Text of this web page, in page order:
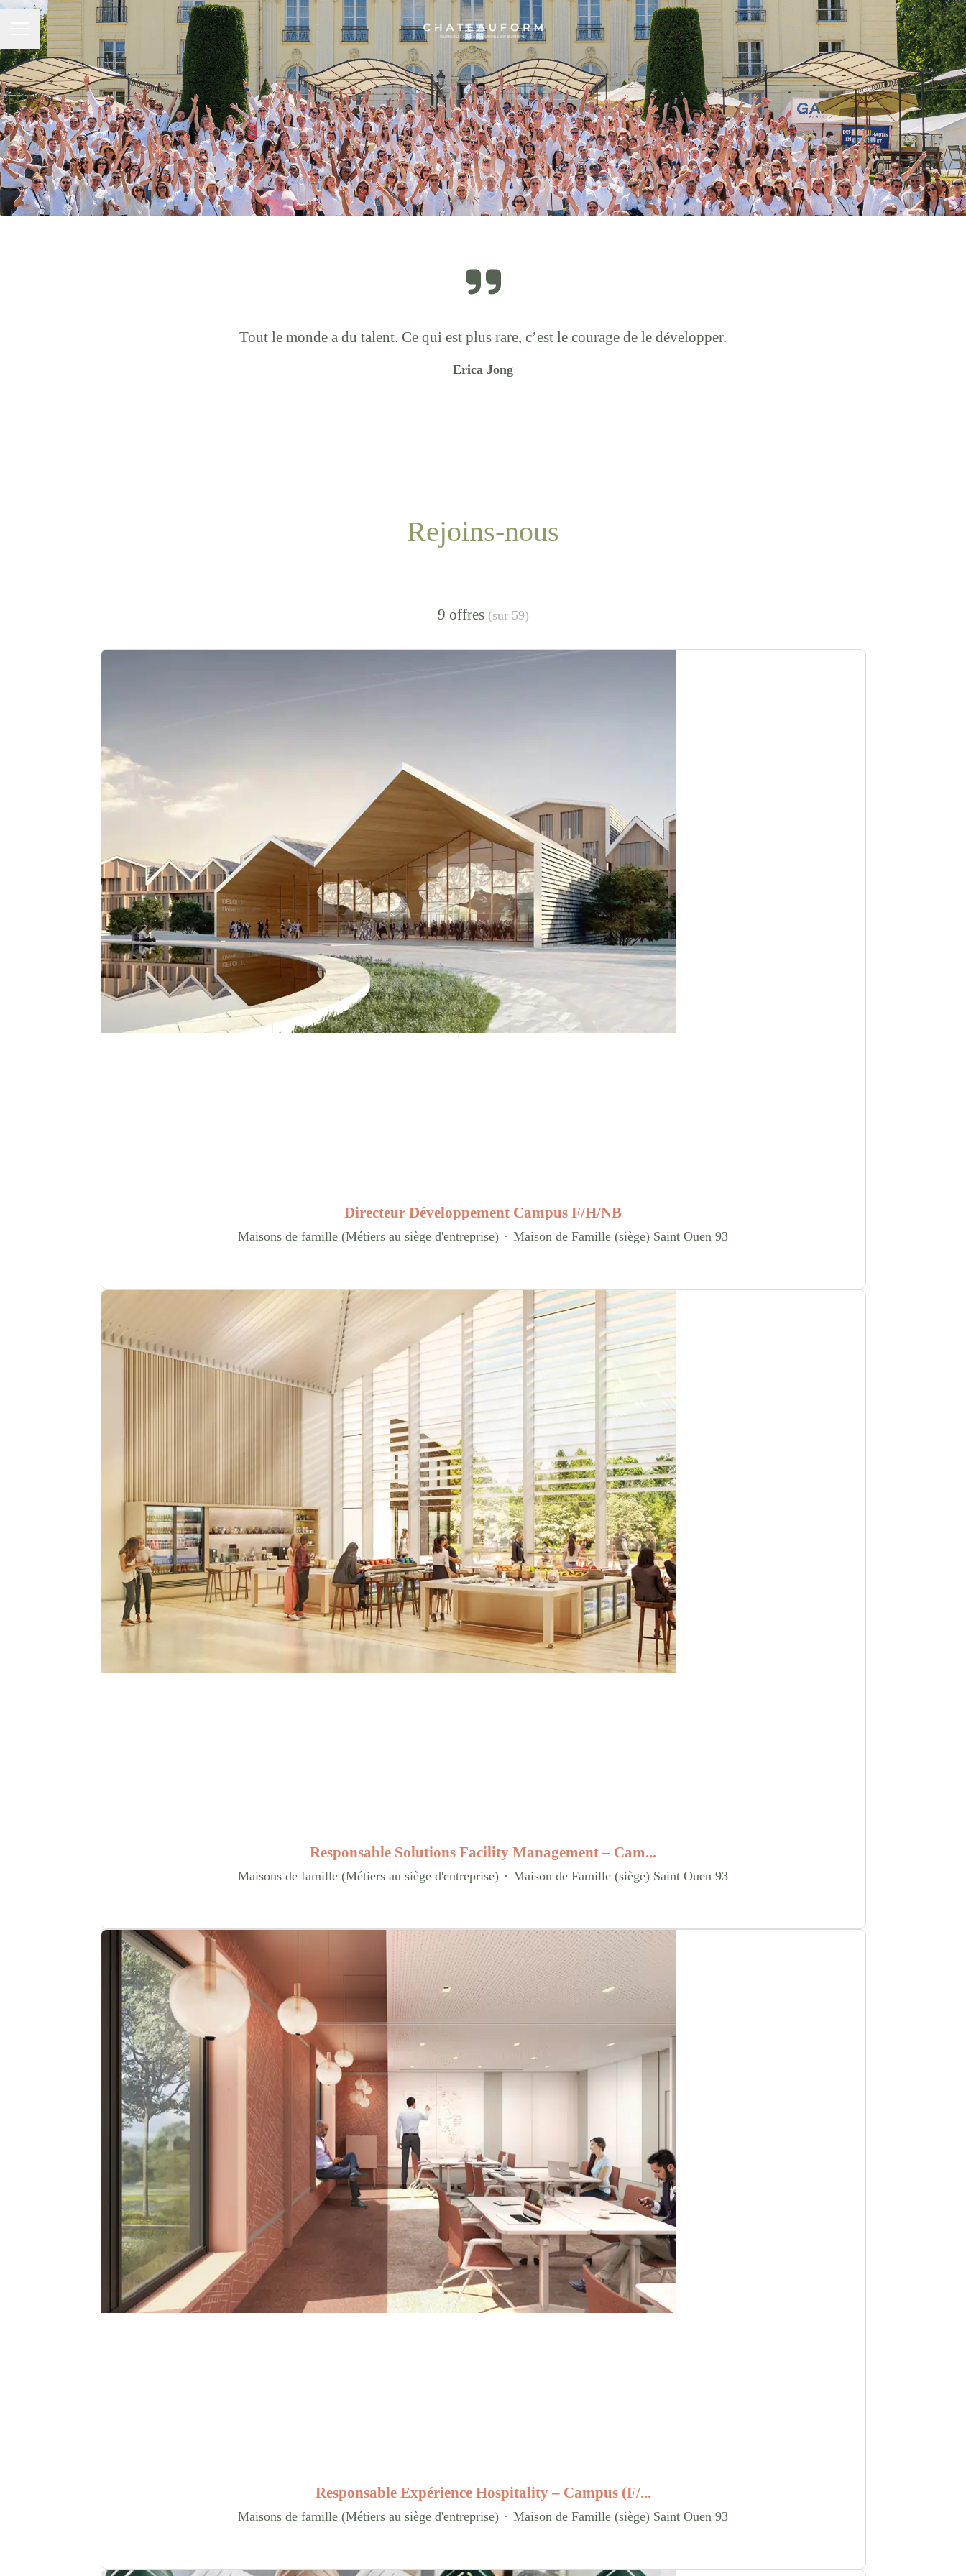
MENU CARRIÈRE
Rejoins-nous !
Faire défiler jusqu'au contenu
Tout le monde a du talent. Ce qui est plus rare, c’est le courage de le développer.
Erica Jong
Rejoins-nous
9 offres (sur 59)
Directeur Développement Campus F/H/NB
Maisons de famille (Métiers au siège d'entreprise) · Maison de Famille (siège) Saint Ouen 93
Responsable Solutions Facility Management – Cam...
Maisons de famille (Métiers au siège d'entreprise) · Maison de Famille (siège) Saint Ouen 93
Responsable Expérience Hospitality – Campus (F/...
Maisons de famille (Métiers au siège d'entreprise) · Maison de Famille (siège) Saint Ouen 93